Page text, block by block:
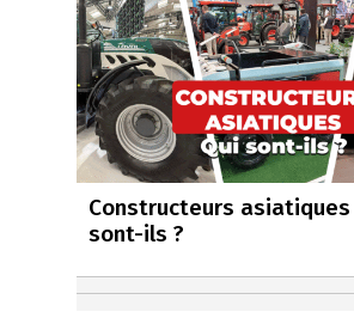
Constructeurs asiatiques
sont-ils ?